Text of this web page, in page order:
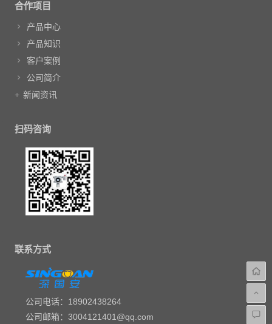
合作项目
产品中心
产品知识
客户案例
公司简介
新闻资讯
扫码咨询
联系方式
公司电话：18902438264
公司邮箱：3004121401@qq.com